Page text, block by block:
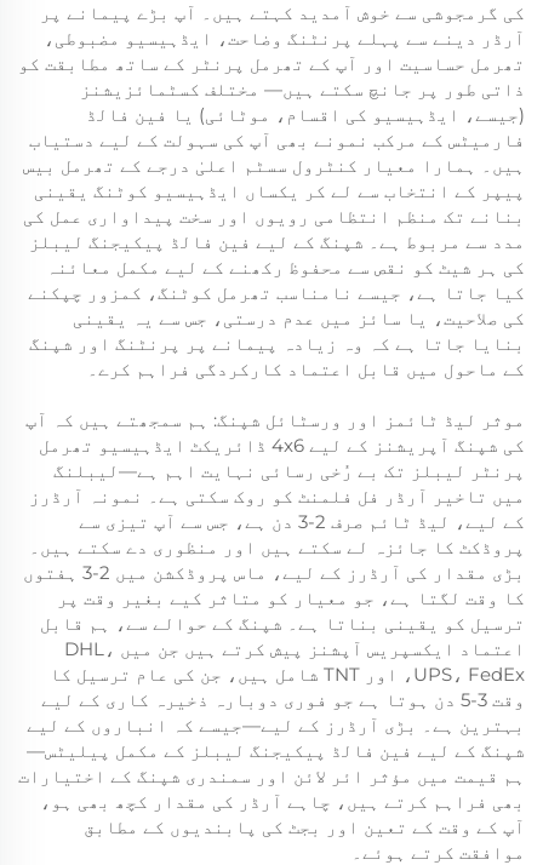
کی گرمجوشی سے خوش آمدید کہتے ہیں۔ آپ بڑے پیمانے پر
آرڈر دینے سے پہلے پرنٹنگ وضاحت، ایڈہیسیو مضبوطی،
تھرمل حساسیت اور آپ کے تھرمل پرنٹر کے ساتھ مطابقت کو
ذاتی طور پر جانچ سکتے ہیں— مختلف کسٹمائزیشنز
(جیسے، ایڈہیسیو کی اقسام، موٹائی) یا فین فالڈ
فارمیٹس کے مرکب نمونے بھی آپ کی سہولت کے لیے دستیاب
ہیں۔ ہمارا معیار کنٹرول سسٹم اعلیٰ درجے کے تھرمل بیس
پیپر کے انتخاب سے لے کر یکساں ایڈہیسیو کوٹنگ یقینی
بنانے تک منظم انتظامی رویوں اور سخت پیداواری عمل کی
مدد سے مربوط ہے۔ شپنگ کے لیے فین فالڈ پیکیجنگ لیبلز
کی ہر شیٹ کو نقص سے محفوظ رکھنے کے لیے مکمل معائنہ
کیا جاتا ہے، جیسے نامناسب تھرمل کوٹنگ، کمزور چپکنے
کی صلاحیت، یا سائز میں عدم درستی، جس سے یہ یقینی
بنایا جاتا ہے کہ وہ زیادہ پیمانے پر پرنٹنگ اور شپنگ
کے ماحول میں قابل اعتماد کارکردگی فراہم کرے۔
موثر لیڈ ٹائمز اور ورسٹائل شپنگ: ہم سمجھتے ہیں کہ آپ
کی شپنگ آپریشنز کے لیے 4x6 ڈائریکٹ ایڈہیسیو تھرمل
پرنٹر لیبلز تک بے رُخی رسائی نہایت اہم ہے—لیبلنگ
میں تاخیر آرڈر فل فلمنٹ کو روک سکتی ہے۔ نمونہ آرڈرز
کے لیے، لیڈ ٹائم صرف 2-3 دن ہے، جس سے آپ تیزی سے
پروڈکٹ کا جائزہ لے سکتے ہیں اور منظوری دے سکتے ہیں۔
بڑی مقدار کی آرڈرز کے لیے، ماس پروڈکشن میں 2-3 ہفتوں
کا وقت لگتا ہے، جو معیار کو متاثر کیے بغیر وقت پر
ترسیل کو یقینی بناتا ہے۔ شپنگ کے حوالے سے، ہم قابل
اعتماد ایکسپریس آپشنز پیش کرتے ہیں جن میں DHL،
UPS، FedEx، اور TNT شامل ہیں، جن کی عام ترسیل کا
وقت 3-5 دن ہوتا ہے جو فوری دوبارہ ذخیرہ کاری کے لیے
بہترین ہے۔ بڑی آرڈرز کے لیے—جیسے کہ انباروں کے لیے
شپنگ کے لیے فین فالڈ پیکیجنگ لیبلز کے مکمل پیلیٹس—
ہم قیمت میں مؤثر ائر لائن اور سمندری شپنگ کے اختیارات
بھی فراہم کرتے ہیں، چاہے آرڈر کی مقدار کچھ بھی ہو،
آپ کے وقت کے تعین اور بجٹ کی پابندیوں کے مطابق
موافقت کرتے ہوئے۔